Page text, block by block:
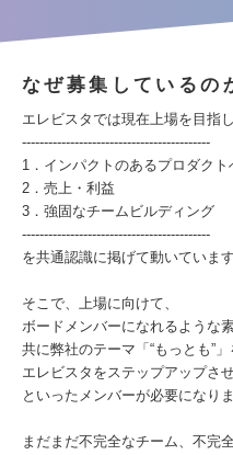
なぜ募集しているの
エレビスタでは現在上場を目指し
-------------------------------------------
1．インパクトのあるプロダク
2．売上・利益
3．強固なチームビルディング
-------------------------------------------
を共通認識に掲げて動いています
そこで、上場に向けて、
ボードメンバーになれるような
共に弊社のテーマ「“もっとも”
エレビスタをステップアップさ
といったメンバーが必要になり
まだまだ不完全なチーム、不完